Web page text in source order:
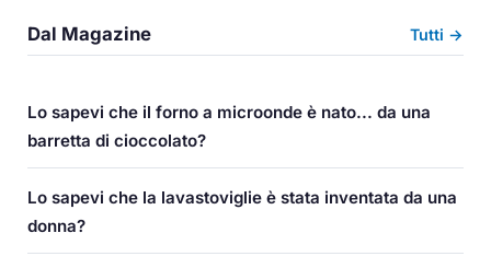
Dal Magazine Tutti →
Lo sapevi che il forno a microonde è nato... da una
barretta di cioccolato?
Lo sapevi che la lavastoviglie è stata inventata da una
donna?